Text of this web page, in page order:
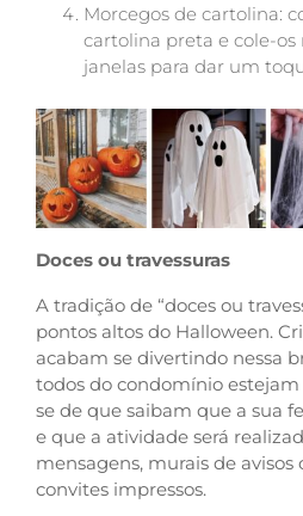
Morcegos de cartolina:
cartolina preta e cole-os
janelas para dar um
Doces ou travessuras
A tradição de “doces ou
pontos altos do Halloween.
acabam se divertindo nessa
todos do condomínio
se de que saibam que a sua
e que a atividade será
mensagens, murais de
convites impressos.